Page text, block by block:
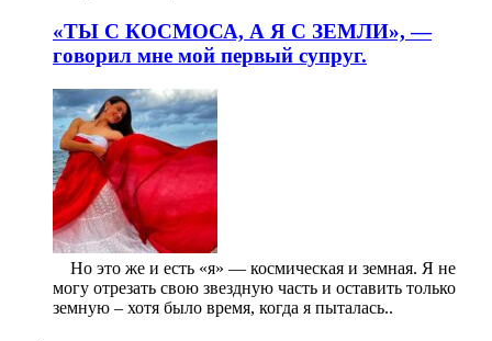
«ТЫ С КОСМОСА, А Я С ЗЕМЛИ», —
говорил мне мой первый супруг.
⠀ Но это же и есть «я» — космическая и земная. Я не
могу отрезать свою звездную часть и оставить только
земную – хотя было время, когда я пыталась..